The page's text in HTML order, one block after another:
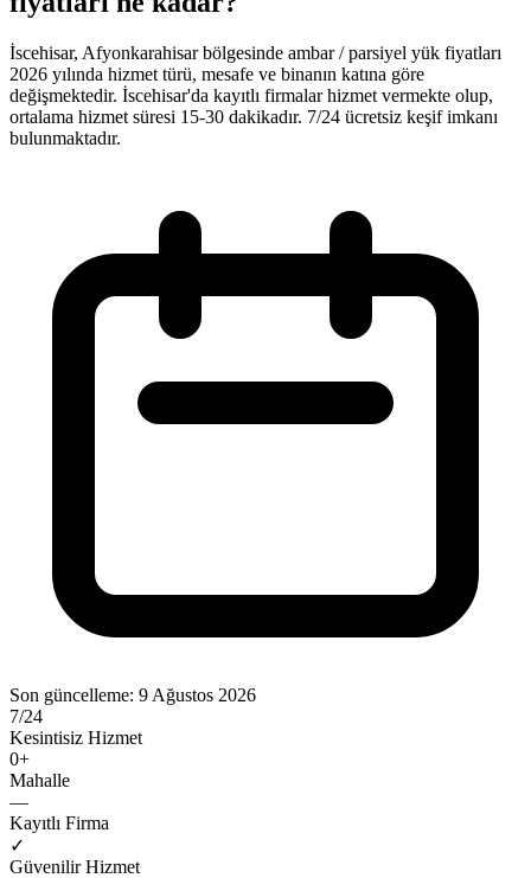
İscehisar, Afyonkarahisar bölgesinde ambar / parsiyel yük fiyatları
2026 yılında hizmet türü, mesafe ve binanın katına göre
değişmektedir. İscehisar'da kayıtlı firmalar hizmet vermekte olup,
ortalama hizmet süresi 15-30 dakikadır. 7/24 ücretsiz keşif imkanı
bulunmaktadır.
Son güncelleme: 9 Ağustos 2026
7/24
Kesintisiz Hizmet
0+
Mahalle
—
Kayıtlı Firma
✓
Güvenilir Hizmet